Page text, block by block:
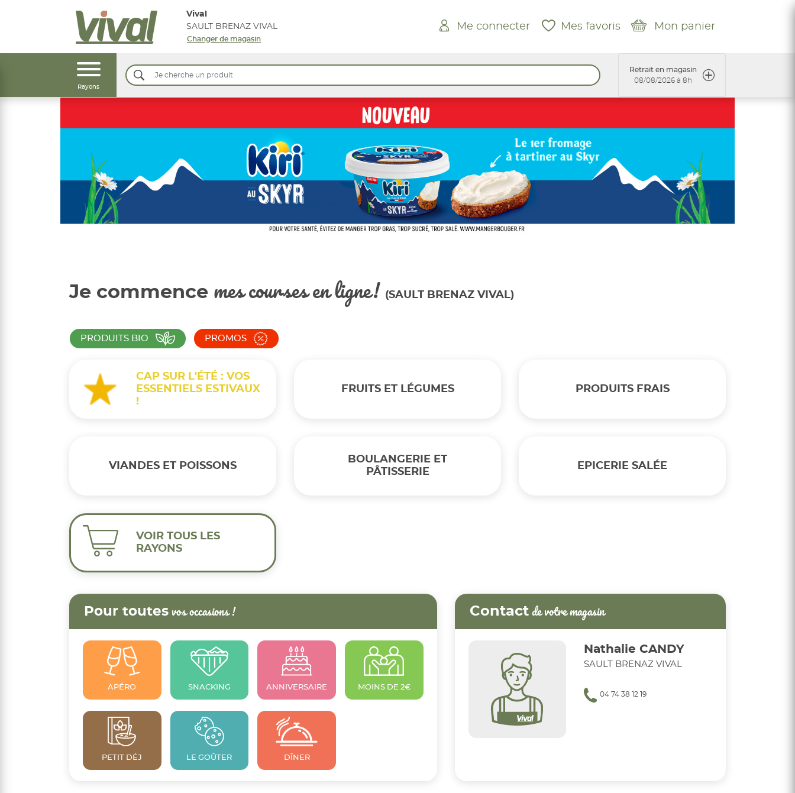
Vival
SAULT BRENAZ VIVAL
Changer de magasin
Me connecter Mes favoris Mon panier
Rayons
Retrait en magasin
08/08/2026 à 8h
Je commence mes courses en ligne! (SAULT BRENAZ VIVAL)
PRODUITS BIO PROMOS
CAP SUR L'ÉTÉ : VOS
ESSENTIELS ESTIVAUX
!
FRUITS ET LÉGUMES PRODUITS FRAIS
VIANDES ET POISSONS
BOULANGERIE ET
PÂTISSERIE
EPICERIE SALÉE
VOIR TOUS LES
RAYONS
Pour toutes vos occasions !
APÉRO SNACKING ANNIVERSAIRE MOINS DE 2€
PETIT DÉJ LE GOÛTER DÎNER
Contact de votre magasin
Nathalie CANDY
SAULT BRENAZ VIVAL
04 74 38 12 19